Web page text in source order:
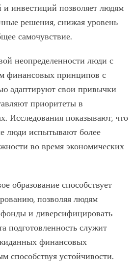
инвестиций позволяет людям
решения, снижая уровень
самочувствие.
неопределенности люди с
финансовых принципов с
адаптируют свои привычки
приоритеты в
Исследования показывают, что
люди испытывают более
во время экономических
образование способствует
позволяя людям
фонды и диверсифицировать
подготовленность служит
финансовых
способствуя устойчивости.